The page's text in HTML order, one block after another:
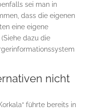
sei man in
dass die eigenen
eine eigene
dazu die
nicht
führte bereits in